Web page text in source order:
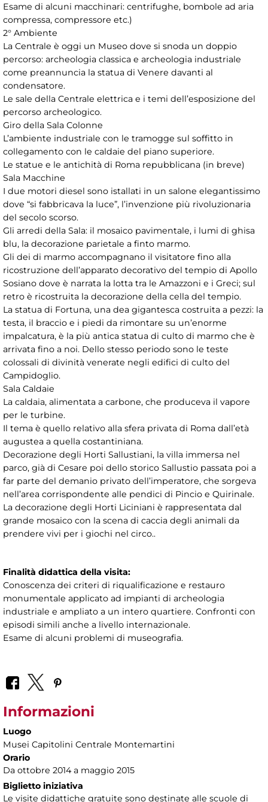
Esame di alcuni macchinari: centrifughe, bombole ad aria
compressa, compressore etc.)
2° Ambiente
La Centrale è oggi un Museo dove si snoda un doppio
percorso: archeologia classica e archeologia industriale
come preannuncia la statua di Venere davanti al
condensatore.
Le sale della Centrale elettrica e i temi dell’esposizione del
percorso archeologico.
Giro della Sala Colonne
L’ambiente industriale con le tramogge sul soffitto in
collegamento con le caldaie del piano superiore.
Le statue e le antichità di Roma repubblicana (in breve)
Sala Macchine
I due motori diesel sono istallati in un salone elegantissimo
dove “si fabbricava la luce”, l’invenzione più rivoluzionaria
del secolo scorso.
Gli arredi della Sala: il mosaico pavimentale, i lumi di ghisa
blu, la decorazione parietale a finto marmo.
Gli dei di marmo accompagnano il visitatore fino alla
ricostruzione dell’apparato decorativo del tempio di Apollo
Sosiano dove è narrata la lotta tra le Amazzoni e i Greci; sul
retro è ricostruita la decorazione della cella del tempio.
La statua di Fortuna, una dea gigantesca costruita a pezzi: la
testa, il braccio e i piedi da rimontare su un’enorme
impalcatura, è la più antica statua di culto di marmo che è
arrivata fino a noi. Dello stesso periodo sono le teste
colossali di divinità venerate negli edifici di culto del
Campidoglio.
Sala Caldaie
La caldaia, alimentata a carbone, che produceva il vapore
per le turbine.
Il tema è quello relativo alla sfera privata di Roma dall’età
augustea a quella costantiniana.
Decorazione degli Horti Sallustiani, la villa immersa nel
parco, già di Cesare poi dello storico Sallustio passata poi a
far parte del demanio privato dell’imperatore, che sorgeva
nell’area corrispondente alle pendici di Pincio e Quirinale.
La decorazione degli Horti Liciniani è rappresentata dal
grande mosaico con la scena di caccia degli animali da
prendere vivi per i giochi nel circo..
Finalità didattica della visita:
Conoscenza dei criteri di riqualificazione e restauro
monumentale applicato ad impianti di archeologia
industriale e ampliato a un intero quartiere. Confronti con
episodi simili anche a livello internazionale.
Esame di alcuni problemi di museografia.
Informazioni
Luogo
Musei Capitolini Centrale Montemartini
Orario
Da ottobre 2014 a maggio 2015
Biglietto iniziativa
Le visite didattiche gratuite sono destinate alle scuole di